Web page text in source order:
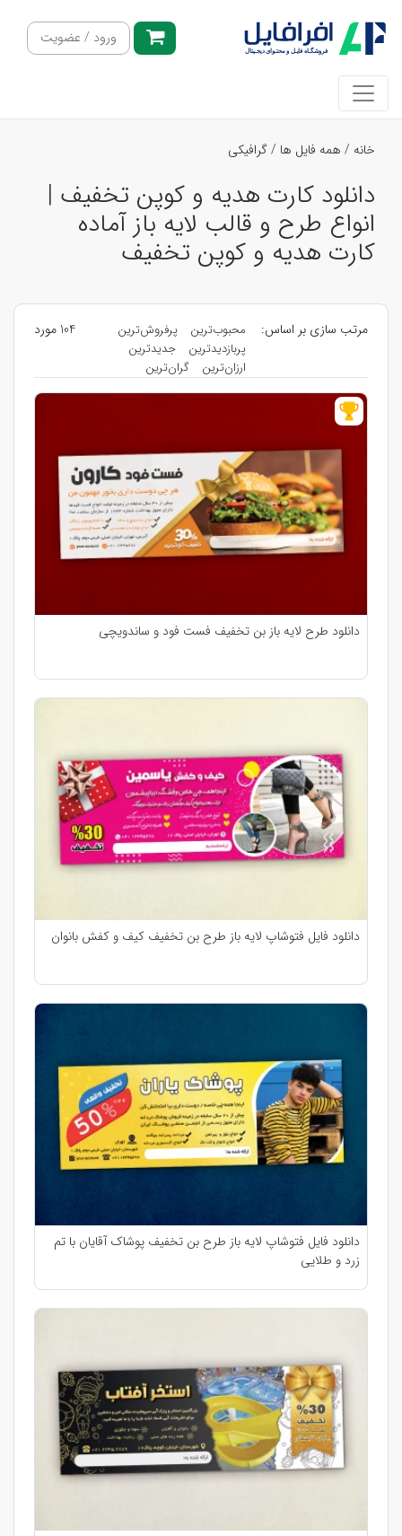
ورود / عضویت
خانه / همه فایل ها /گرافیکی
دانلود کارت هدیه و کوپن تخفیف |
انواع طرح و قالب لایه باز آماده
کارت هدیه و کوپن تخفیف
مرتب سازی بر اساس: محبوب‌ترین
پرفروش‌ترین
پربازدیدترین
جدیدترین
ارزان‌ترین
گران‌ترین
104 مورد
دانلود طرح لایه باز بن تخفیف فست فود و ساندویچی
دانلود فایل فتوشاپ لایه باز طرح بن تخفیف کیف و کفش بانوان
دانلود فایل فتوشاپ لایه باز طرح بن تخفیف پوشاک آقایان با تم
زرد و طلایی